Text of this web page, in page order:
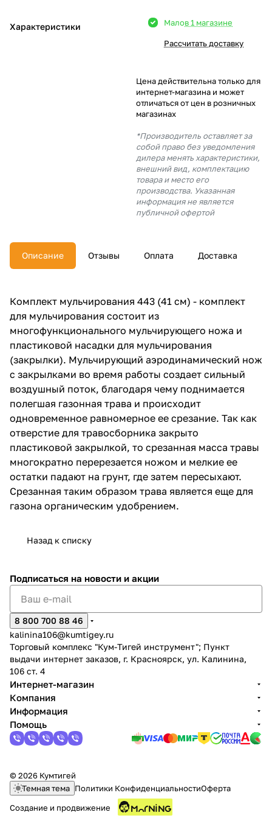
Характеристики Малов 1 магазине
Рассчитать доставку
Цена действительна только для
интернет-магазина и может
отличаться от цен в розничных
магазинах
*Производитель оставляет за
собой право без уведомления
дилера менять характеристики,
внешний вид, комплектацию
товара и место его
производства. Указанная
информация не является
публичной офертой
Описание Отзывы Оплата Доставка
Комплект мульчирования 443 (41 см) - комплект
для мульчирования состоит из
многофункционального мульчирующего ножа и
пластиковой насадки для мульчирования
(закрылки). Мульчирующий аэродинамический нож
с закрылками во время работы создает сильный
воздушный поток, благодаря чему поднимается
полегшая газонная трава и происходит
одновременное равномерное ее срезание. Так как
отверстие для травосборника закрыто
пластиковой закрылкой, то срезанная масса травы
многократно перерезается ножом и мелкие ее
остатки падают на грунт, где затем пересыхают.
Срезанная таким образом трава является еще для
газона органическим удобрением.
Назад к списку
Подписаться на новости и акции
8 800 700 88 46
kalinina106@kumtigey.ru
Торговый комплекс "Кум-Тигей инструмент"; Пункт
выдачи интернет заказов, г. Красноярск, ул. Калинина,
106 ст. 4
Интернет-магазин
Компания
Информация
Помощь
© 2026 Кумтигей
Темная тема Политики КонфиденциальностиОферта
Создание и продвижение
в корзину
% картой любого банка
выбранный способом
% будут
с вашей карты
каждые 2 недели
Подробнее
раз в 2
недели
Остались вопросы?
8 800 302-02-51
plait.ru